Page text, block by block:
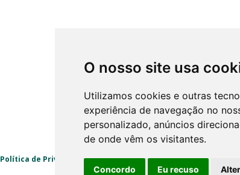
O nosso site usa
Utilizamos cookies e outras
experiência de navegação no
personalizado, anúncios
de onde vêm os visitantes.
Concordo Eu recuso
Política de Privacidade|Livro de Reclamações| Mapasite